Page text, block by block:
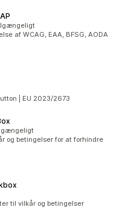
af WCAG, EAA, BFSG, AODA
| EU 2023/2673
og betingelser for at forhindre
til vilkår og betingelser